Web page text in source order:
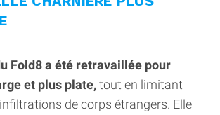
Fold8 a été retravaillée pour
et plus plate,tout en limitant
de corps étrangers. Elle